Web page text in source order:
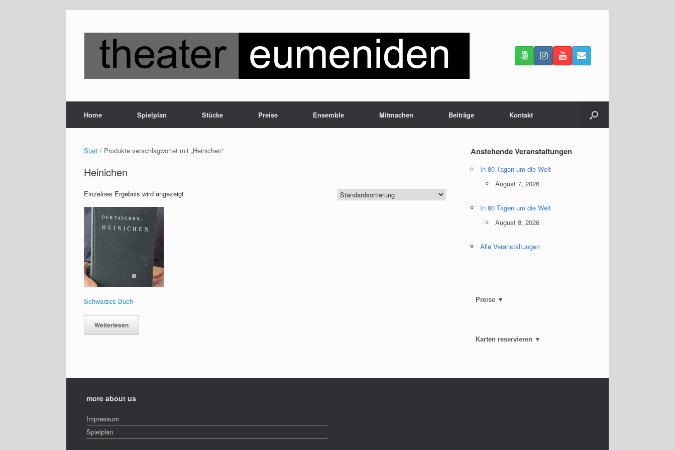
springen
Home Spielplan Stücke Preise Ensemble Mitmachen Beiträge Kontakt
Start / Produkte verschlagwortet mit „Heinichen“
Heinichen
Einzelnes Ergebnis wird angezeigt
Schwarzes Buch
Weiterlesen
Anstehende Veranstaltungen
In 80 Tagen um die Welt
August 7, 2026
In 80 Tagen um die Welt
August 8, 2026
Alle Veranstaltungen
Preise ▼
Karten reservieren ▼
more about us
Impressum
Spielplan